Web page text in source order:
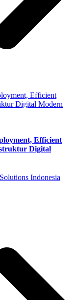
Efficient
Digital
Indonesia